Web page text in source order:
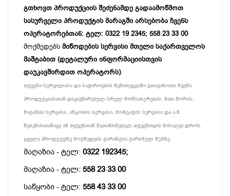
გთხოვთ პროდუქციის შეძენამდე გადაამოწმოთ
სასურველი პროდუქტის მარაგში არსებობა ჩვენს
ოპერატორებთან: ტელ: 0322 19 2345; 558 23 33 00
მოქმედებს მიწოდების სერვისი მთელი საქართველოს
მაშტაბით (დეტალური ინფორმაციისთვის
დაუკავშირდით ოპერატორს).
თქვენი სურვილისა და საჭიროების შემთხვევაში გთავაზობთ ჩვენს
პროდუქციასთან დაკავშირებულ სრულ მომსახურებას, მათ შორის:
მიტანის სერვისი, აწყობის სერვისი, მონტაჟის სერვისი და ა.შ.
შეძენისთანავე ან თქვენთან შეთანხმებულ თქვენთვის მისაღებ დროს.
ყველა პროდუქტზე მოქმედებს გარანტია ქარხნულ წუნზე.
მაღაზია - ტელ: 0322 192345;
მაღაზია - ტელ: 558 23 33 00
საწყობი - ტელ: 558 43 33 00